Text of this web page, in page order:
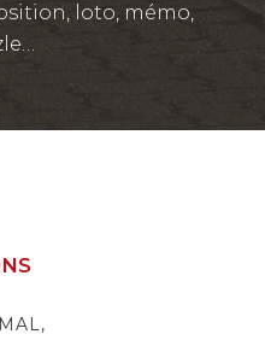
loto, mémo,
,